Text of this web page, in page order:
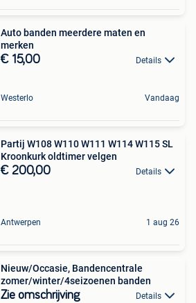
Auto banden meerdere maten en
merken
€ 15,00 Details
Westerlo Vandaag
Partij W108 W110 W111 W114 W115 SL
Kroonkurk oldtimer velgen
€ 200,00 Details
Antwerpen 1 aug 26
Nieuw/Occasie, Bandencentrale
zomer/winter/4seizoenen banden
Zie omschrijving Details